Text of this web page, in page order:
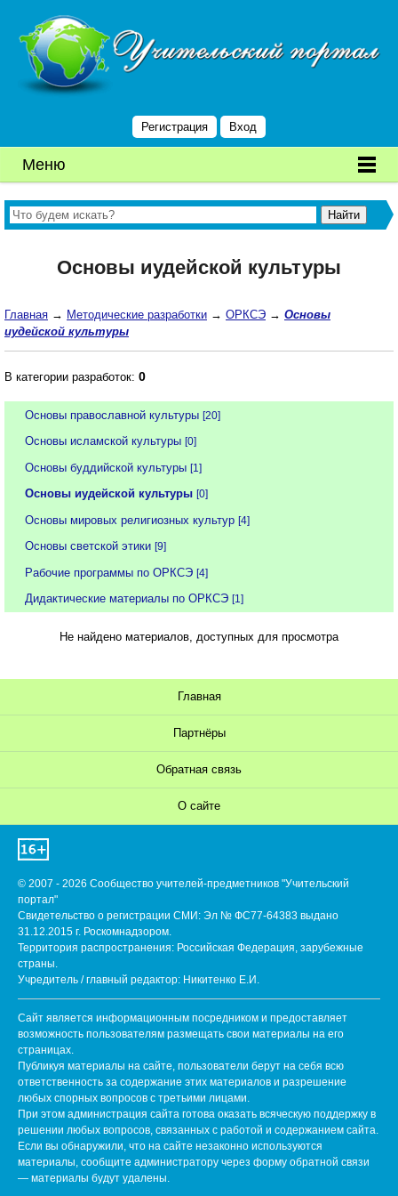
Регистрация Вход
Меню
Основы иудейской культуры
Главная → Методические разработки → ОРКСЭ → Основы
иудейской культуры
В категории разработок: 0
Основы православной культуры [20]
Основы исламской культуры [0]
Основы буддийской культуры [1]
Основы иудейской культуры [0]
Основы мировых религиозных культур [4]
Основы светской этики [9]
Рабочие программы по ОРКСЭ [4]
Дидактические материалы по ОРКСЭ [1]
Не найдено материалов, доступных для просмотра
Главная
Партнёры
Обратная связь
О сайте
© 2007 - 2026 Сообщество учителей-предметников "Учительский
портал"
Свидетельство о регистрации СМИ: Эл № ФС77-64383 выдано
31.12.2015 г. Роскомнадзором.
Территория распространения: Российская Федерация, зарубежные
страны.
Учредитель / главный редактор: Никитенко Е.И.
Сайт является информационным посредником и предоставляет
возможность пользователям размещать свои материалы на его
страницах.
Публикуя материалы на сайте, пользователи берут на себя всю
ответственность за содержание этих материалов и разрешение
любых спорных вопросов с третьими лицами.
При этом администрация сайта готова оказать всяческую поддержку в
решении любых вопросов, связанных с работой и содержанием сайта.
Если вы обнаружили, что на сайте незаконно используются
материалы, сообщите администратору через форму обратной связи
— материалы будут удалены.